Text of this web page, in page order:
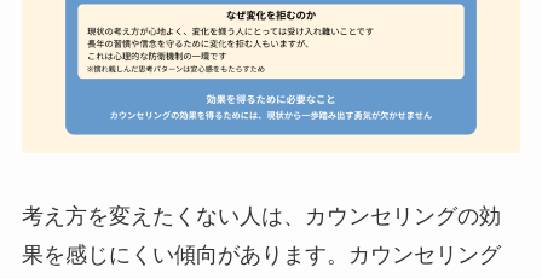
考え方を変えたくない人は、カウンセリングの効
果を感じにくい傾向があります。カウンセリング